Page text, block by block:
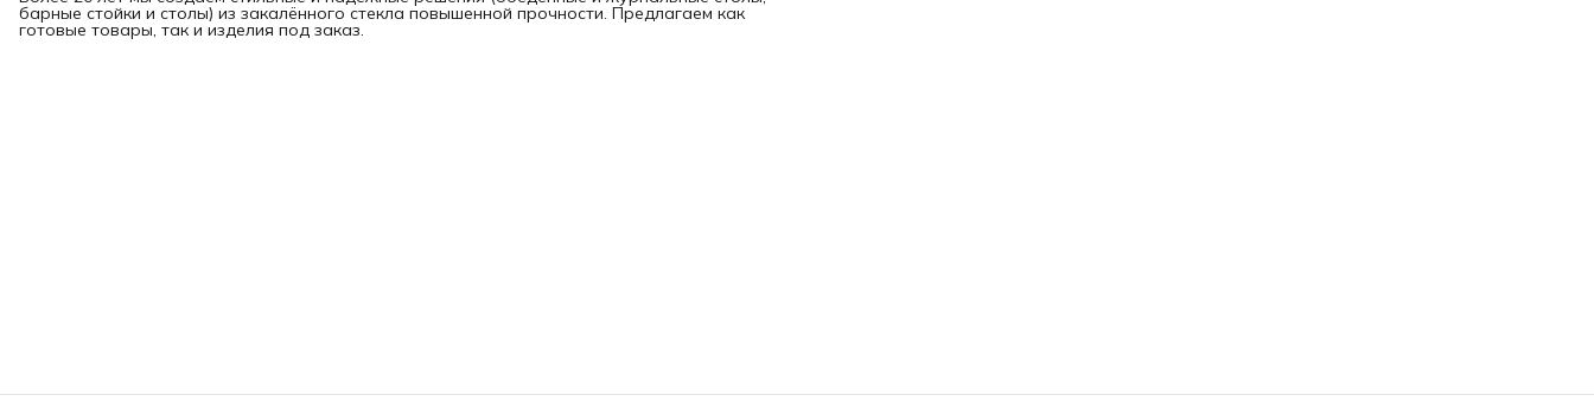
барные стойки и столы) из закалённого стекла повышенной прочности. Предлагаем как
готовые товары, так и изделия под заказ.